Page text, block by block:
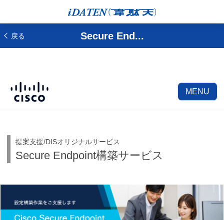
戻る Secure End...
MENU
提案支援/DISオリジナルサービス
Secure Endpoint構築サービス